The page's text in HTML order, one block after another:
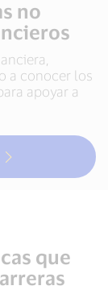
no
a conocer los
apoyar a
que